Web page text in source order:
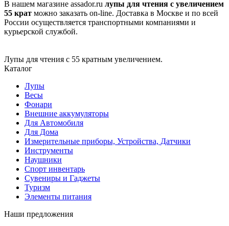
В нашем магазине assador.ru лупы для чтения с увеличением
55 крат можно заказать on-line. Доставка в Москве и по всей
России осуществляется транспортными компаниями и
курьерской службой.
Лупы для чтения с 55 кратным увеличением.
Каталог
Лупы
Весы
Фонари
Внешние аккумуляторы
Для Автомобиля
Для Дома
Измерительные приборы, Устройства, Датчики
Инструменты
Наушники
Спорт инвентарь
Сувениры и Гаджеты
Туризм
Элементы питания
Наши предложения